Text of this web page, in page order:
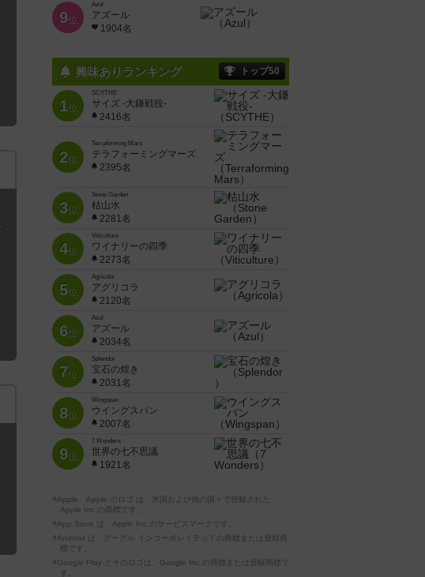
9位
Azul
アズール
1904名
興味ありランキング トップ50
1位
SCYTHE
サイズ -大鎌戦役-
2416名
2位
Terraforming Mars
テラフォーミングマーズ
2395名
3位
Stone Garden
枯山水
2281名
4位
Viticulture
ワイナリーの四季
2273名
5位
Agricola
アグリコラ
2120名
6位
Azul
アズール
2034名
7位
Splendor
宝石の煌き
2031名
8位
Wingspan
ウイングスパン
2007名
9位
7 Wonders
世界の七不思議
1921名
※Apple、Apple のロゴ は、米国および他の国々で登録された
Apple Inc.の商標です。
※App Store は、Apple Inc.のサービスマークです。
※Android は、グーグル インコーポレイテッドの商標または登録商
標です。
※Google Play とそのロゴは、Google Inc.の商標または登録商標で
す。